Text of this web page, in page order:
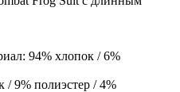
94% хлопок / 6%
/ 9% полиэстер / 4%